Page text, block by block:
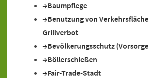
Baumpflege
Benutzung von
Grillverbot
Bevölkerungsschutz
Böllerschießen
Fair-Trade-Stadt